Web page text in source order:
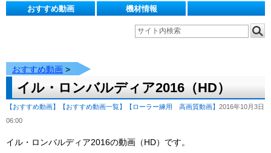
おすすめ動画
機材情報
おすすめ動画 >
イル・ロンバルディア2016（HD）
【おすすめ動画】 【おすすめ動画一覧】 【ローラー練用 高画質動画】 2016年10月3日
06:00
イル・ロンバルディア2016の動画（HD）です。